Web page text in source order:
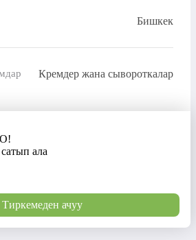
Бишкек
Кремдер жана сывороткалар
ала
Тиркемеден ачуу